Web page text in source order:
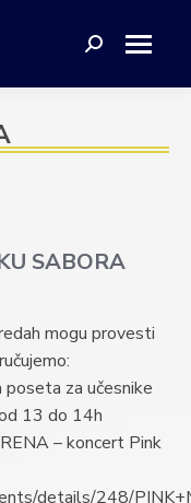
Search:
SABORA
mogu provesti
za učesnike
13 do 14h
– koncert Pink
details/248/